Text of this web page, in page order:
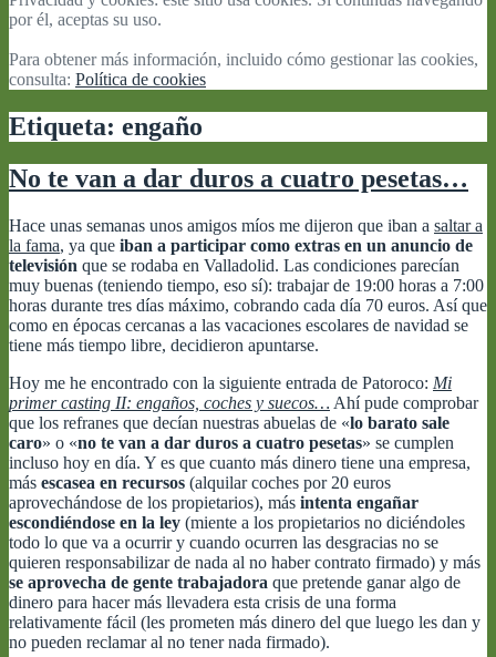
por él, aceptas su uso.
Para obtener más información, incluido cómo gestionar las cookies,
consulta: Política de cookies
Etiqueta: engaño
No te van a dar duros a cuatro pesetas…
Hace unas semanas unos amigos míos me dijeron que iban a saltar a
la fama, ya que iban a participar como extras en un anuncio de
televisión que se rodaba en Valladolid. Las condiciones parecían
muy buenas (teniendo tiempo, eso sí): trabajar de 19:00 horas a 7:00
horas durante tres días máximo, cobrando cada día 70 euros. Así que
como en épocas cercanas a las vacaciones escolares de navidad se
tiene más tiempo libre, decidieron apuntarse.
Hoy me he encontrado con la siguiente entrada de Patoroco: Mi
primer casting II: engaños, coches y suecos… Ahí pude comprobar
que los refranes que decían nuestras abuelas de «lo barato sale
caro» o «no te van a dar duros a cuatro pesetas» se cumplen
incluso hoy en día. Y es que cuanto más dinero tiene una empresa,
más escasea en recursos (alquilar coches por 20 euros
aprovechándose de los propietarios), más intenta engañar
escondiéndose en la ley (miente a los propietarios no diciéndoles
todo lo que va a ocurrir y cuando ocurren las desgracias no se
quieren responsabilizar de nada al no haber contrato firmado) y más
se aprovecha de gente trabajadora que pretende ganar algo de
dinero para hacer más llevadera esta crisis de una forma
relativamente fácil (les prometen más dinero del que luego les dan y
no pueden reclamar al no tener nada firmado).